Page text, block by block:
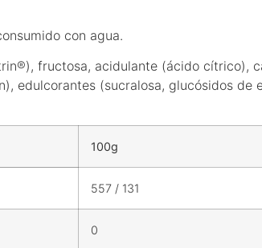
con agua.
fructosa, acidulante (ácido cítrico),
edulcorantes (sucralosa, glucósidos de
100g
557 / 131
0